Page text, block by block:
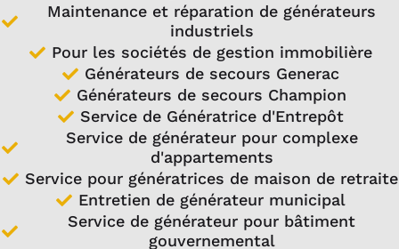
Maintenance et réparation de générateurs
industriels
Pour les sociétés de gestion immobilière
Générateurs de secours Generac
Générateurs de secours Champion
Service de Génératrice d'Entrepôt
Service de générateur pour complexe
d'appartements
Service pour génératrices de maison de retraite
Entretien de générateur municipal
Service de générateur pour bâtiment
gouvernemental